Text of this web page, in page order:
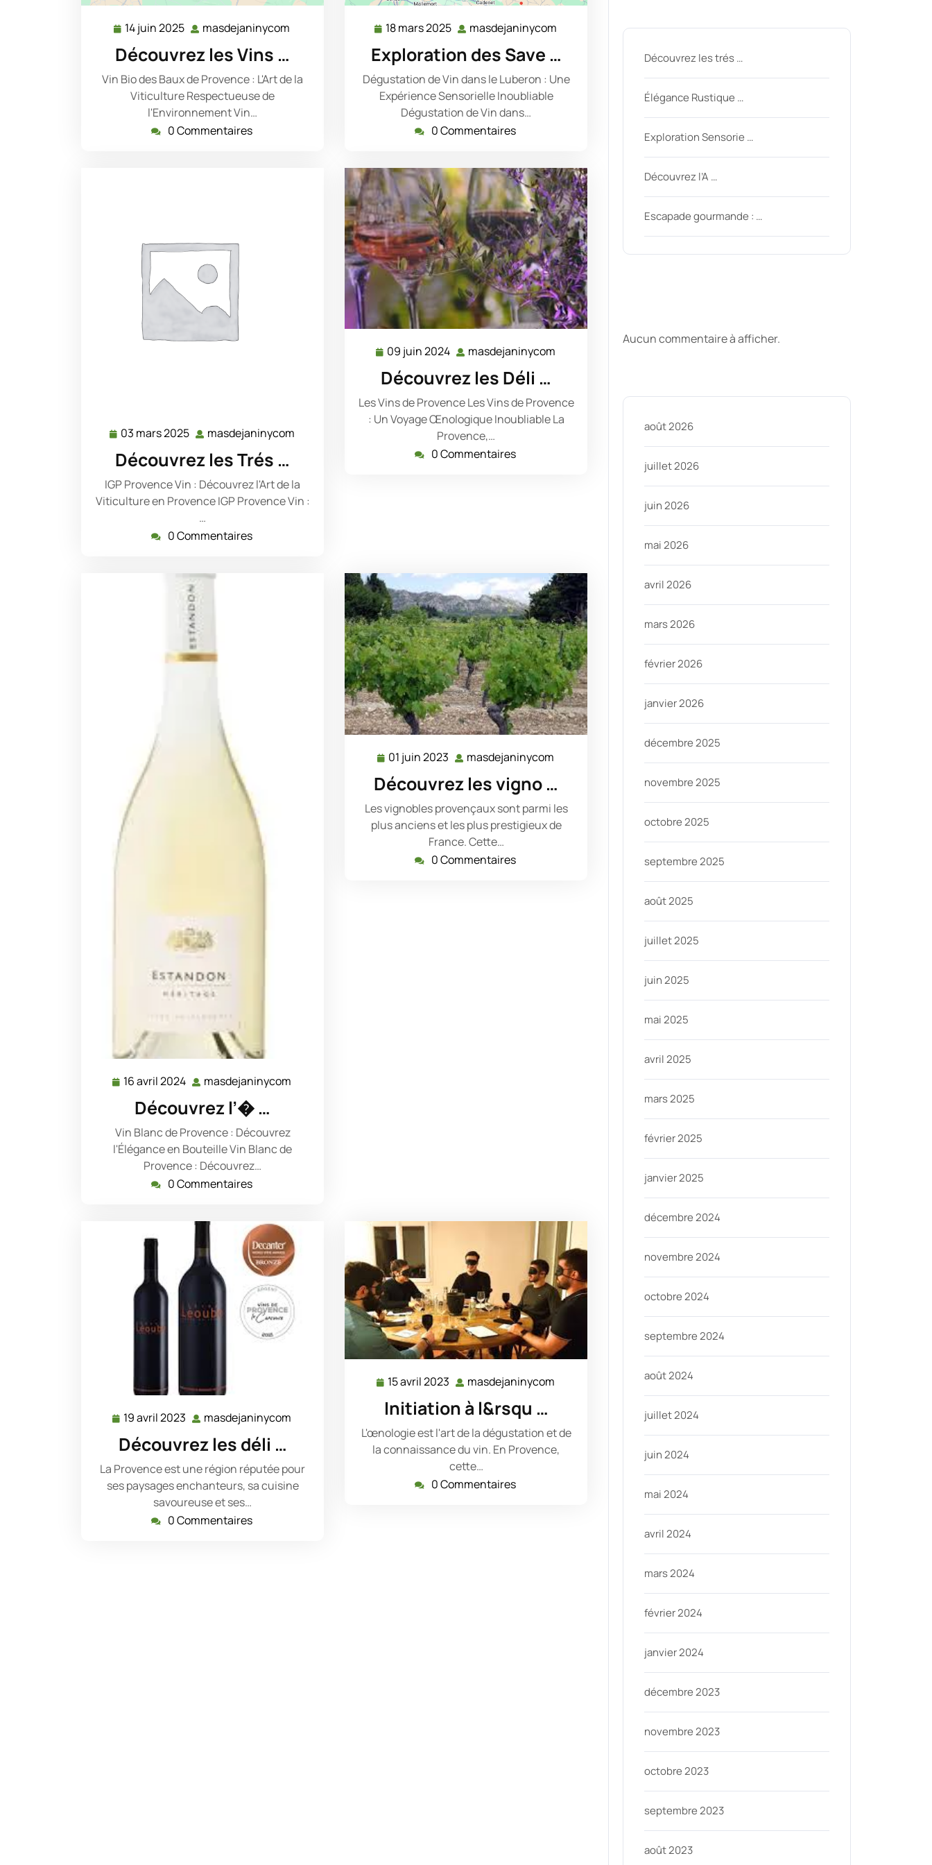
14 juin 2025 14
2025
masdejaninycom masdejaninycom
Découvrez les Vins …
Vin Bio des Baux de Provence : L'Art de la
Viticulture Respectueuse de
l'Environnement Vin…
0 Commentaires
18 mars 2025 18
2025
masdejaninycom masdejaninycom
Exploration des Save …
Dégustation de Vin dans le Luberon : Une
Expérience Sensorielle Inoubliable
Dégustation de Vin dans…
0 Commentaires
03 mars 2025 03
mars
2025
masdejaninycom
Découvrez les Trés …
IGP Provence Vin : Découvrez l'Art de la
Viticulture en Provence IGP Provence Vin :
…
0 Commentaires
09 juin 2024 09
2024
masdejaninycom
Découvrez les Déli …
Les Vins de Provence Les Vins de Provence
: Un Voyage Œnologique Inoubliable La
Provence,…
0 Commentaires
16 avril 2024 16
2024
masdejaninycom
Découvrez l’� …
Vin Blanc de Provence : Découvrez
l'Élégance en Bouteille Vin Blanc de
Provence : Découvrez…
0 Commentaires
01 juin 2023 01
2023
masdejaninycom
Découvrez les vigno …
Les vignobles provençaux sont parmi les
plus anciens et les plus prestigieux de
France. Cette…
0 Commentaires
19 avril 2023 19
2023
masdejaninycom
Découvrez les déli …
La Provence est une région réputée pour
ses paysages enchanteurs, sa cuisine
savoureuse et ses…
0 Commentaires
15 avril 2023 15
avril
2023
masdejaninycom
Initiation à l&rsqu …
L'œnologie est l'art de la dégustation et de
la connaissance du vin. En Provence,
cette…
0 Commentaires
Découvrez les trés …
Élégance Rustique …
Exploration Sensorie …
Découvrez l’A …
Escapade gourmande : …
Aucun commentaire à afficher.
août 2026
juillet 2026
juin 2026
mai 2026
avril 2026
mars 2026
février 2026
janvier 2026
décembre 2025
novembre 2025
octobre 2025
septembre 2025
août 2025
juillet 2025
juin 2025
mai 2025
avril 2025
mars 2025
février 2025
janvier 2025
décembre 2024
novembre 2024
octobre 2024
septembre 2024
août 2024
juillet 2024
juin 2024
mai 2024
avril 2024
mars 2024
février 2024
janvier 2024
décembre 2023
novembre 2023
octobre 2023
septembre 2023
août 2023